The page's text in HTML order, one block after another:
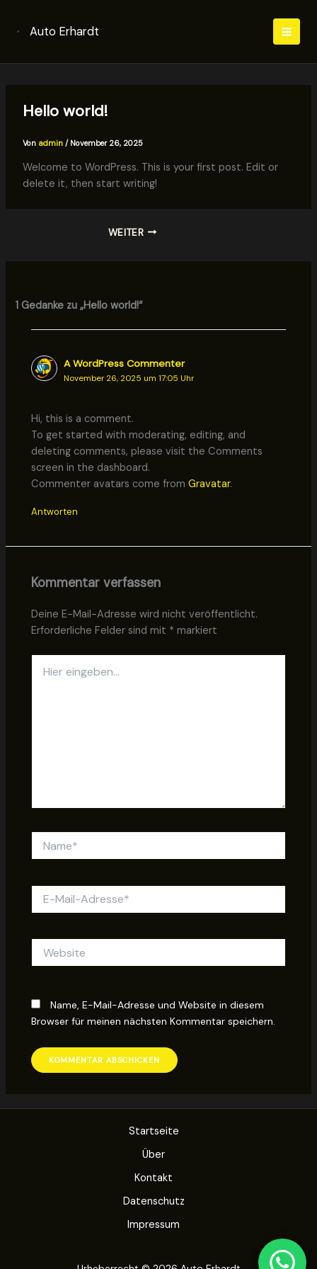
springen
Auto Erhardt
Hello world!
Von admin / November 26, 2025
Welcome to WordPress. This is your first post. Edit or
delete it, then start writing!
WEITER
1 Gedanke zu „Hello world!“
A WordPress Commenter
November 26, 2025 um 17:05 Uhr
Hi, this is a comment.
To get started with moderating, editing, and
deleting comments, please visit the Comments
screen in the dashboard.
Commenter avatars come fromGravatar.
Antworten
Kommentar verfassen
Deine E-Mail-Adresse wird nicht veröffentlicht.
Erforderliche Felder sind mit * markiert
eingeben…
Mail-
Name, E-Mail-Adresse und Website in diesem
Browser für meinen nächsten Kommentar speichern.
Startseite
Über
Kontakt
Datenschutz
Impressum